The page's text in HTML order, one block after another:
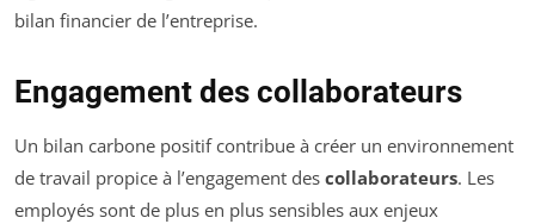
bilan financier de l’entreprise.
Engagement des collaborateurs
Un bilan carbone positif contribue à créer un environnement
de travail propice à l’engagement des collaborateurs. Les
employés sont de plus en plus sensibles aux enjeux